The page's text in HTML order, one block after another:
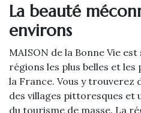
La beauté
environs
MAISON de la Bonne Vie
régions les plus belles et les
la France. Vous y trouverez
des villages pittoresques et
du tourisme de masse. La